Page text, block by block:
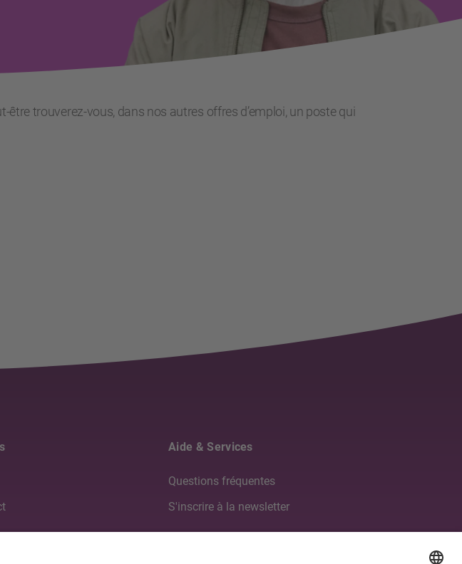
être trouverez-vous, dans nos autres offres d’emploi, un poste qui
Aide & Services
Questions fréquentes
S'inscrire à la newsletter